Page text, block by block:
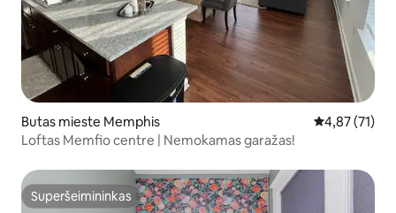
Butas mieste Memphis Vidutinis
4,87 (71)
Loftas Memfio centre | Nemokamas garažas!
Superšeimininkas
Superšeimininkas